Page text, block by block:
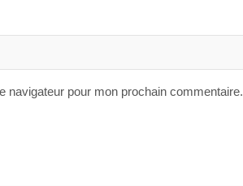
navigateur pour mon prochain commentaire.